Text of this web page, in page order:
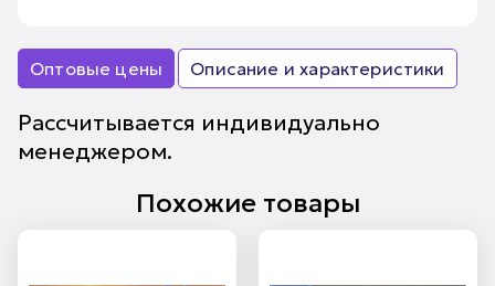
Оптовые цены Описание и характеристики
Рассчитывается индивидуально
менеджером.
Похожие товары